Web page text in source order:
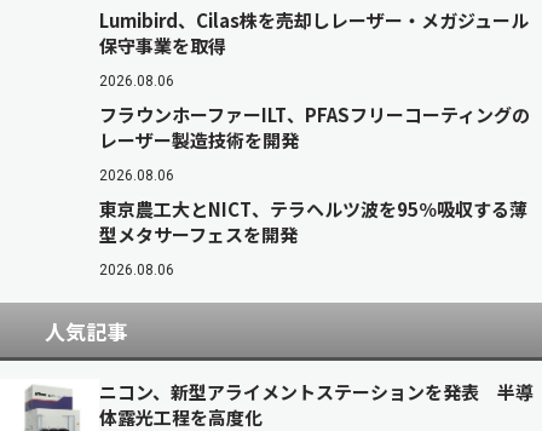
Lumibird、Cilas株を売却しレーザー・メガジュール
保守事業を取得
2026.08.06
フラウンホーファーILT、PFASフリーコーティングの
レーザー製造技術を開発
2026.08.06
東京農工大とNICT、テラヘルツ波を95％吸収する薄
型メタサーフェスを開発
2026.08.06
人気記事
ニコン、新型アライメントステーションを発表 半導
体露光工程を高度化